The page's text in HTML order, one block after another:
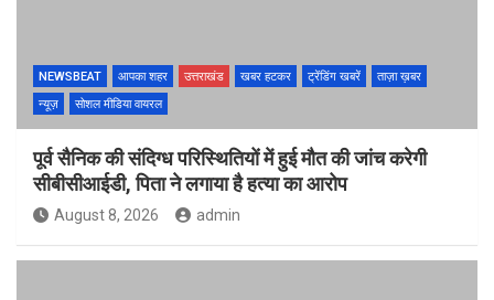
NEWSBEAT आपका शहर उत्तराखंड खबर हटकर ट्रेंडिंग खबरें
ताज़ा ख़बर
न्यूज़
सोशल मीडिया वायरल
पूर्व सैनिक की संदिग्ध परिस्थितियों में हुई मौत की जांच करेगी
सीबीसीआईडी, पिता ने लगाया है हत्या का आरोप
August 8, 2026 admin